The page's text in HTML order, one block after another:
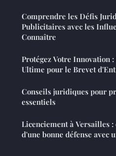
Comprendre les Défis
Publicitaires avec les
Connaître
Protégez Votre Innovation
Ultime pour le Brevet
Conseils juridiques pour
essentiels
Licenciement à Versailles
d'une bonne défense avec